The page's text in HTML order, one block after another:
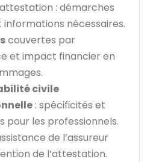
: démarches
informations nécessaires.
couvertes par
et impact financier en
civile
: spécificités et
pour les professionnels.
de l’assureur
de l’attestation.